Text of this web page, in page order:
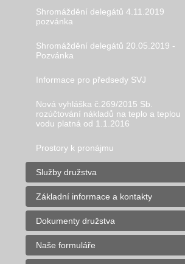
Shromáždění delegátů 4.11.2019
pozvánka
Shromáždění delegátů 20.05.2019 -
Pozvánka
Informace pro předsedy SVJ
Nová vyhláška č.269/2015 Sb.
rozúčtování nákladů na teplo a teplou
vodu platná od 1.1.2016
Prostory k pronájmu
Služby družstva
Základní informace a kontakty
Dokumenty družstva
Naše formuláře